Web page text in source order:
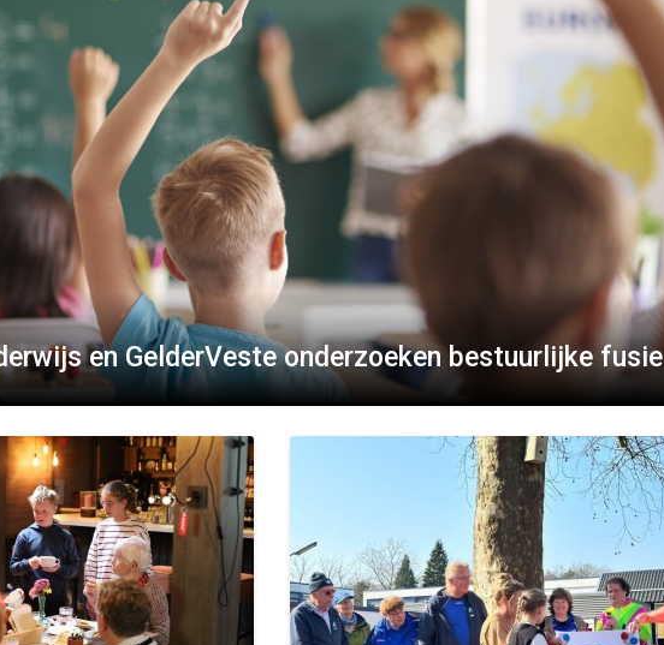
en GelderVeste onderzoeken bestuurlijke fusie